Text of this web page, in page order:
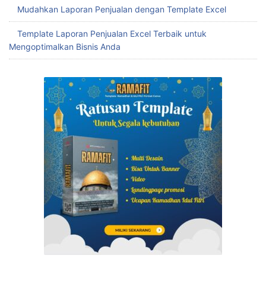
Mudahkan Laporan Penjualan dengan Template Excel
Template Laporan Penjualan Excel Terbaik untuk
Mengoptimalkan Bisnis Anda